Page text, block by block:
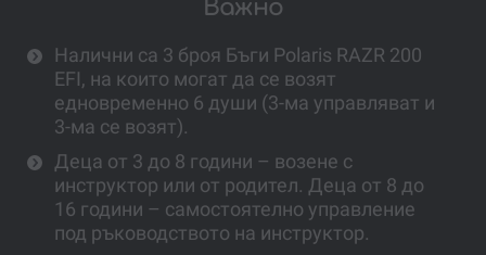
Важно
Налични са 3 броя Бъги Polaris RAZR 200
EFI, на които могат да се возят
едновременно 6 души (3-ма управляват и
3-ма се возят).
Деца от 3 до 8 години – возене с
инструктор или от родител. Деца от 8 до
16 години – самостоятелно управление
под ръководството на инструктор.